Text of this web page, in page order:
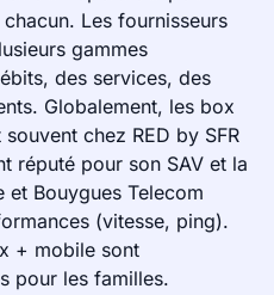
Les fournisseurs
gammes
des services, des
Globalement, les box
chez RED by SFR
réputé pour son SAV et la
et Bouygues Telecom
(vitesse, ping).
+ mobile sont
pour les familles.